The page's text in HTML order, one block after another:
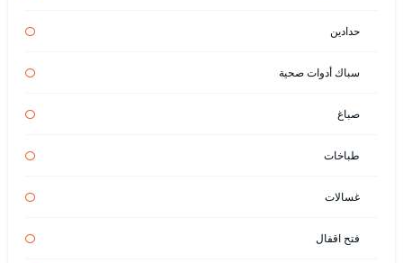
حدادين
سباك أدوات صحية
صباغ
طباخات
غسالات
فتح اقفال